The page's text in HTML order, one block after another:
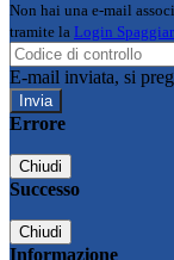
Non hai una e-mail
tramite la Login
E-mail inviata, si
Errore
Chiudi
Successo
Chiudi
Informazione